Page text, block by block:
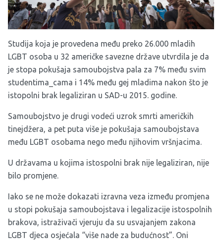
Studija koja je provedena među preko 26.000 mladih
LGBT osoba u 32 američke savezne države utvrdila je da
je stopa pokušaja samoubojstva pala za 7% među svim
studentima_cama i 14% među gej mladima nakon što je
istopolni brak legaliziran u SAD-u 2015. godine.
Samoubojstvo je drugi vodeći uzrok smrti američkih
tinejdžera, a pet puta više je pokušaja samoubojstava
među LGBT osobama nego među njihovim vršnjacima.
U državama u kojima istospolni brak nije legaliziran, nije
bilo promjene.
Iako se ne može dokazati izravna veza između promjena
u stopi pokušaja samoubojstava i legalizacije istospolnih
brakova, istraživači vjeruju da su usvajanjem zakona
LGBT djeca osjećala “više nade za budućnost”. Oni